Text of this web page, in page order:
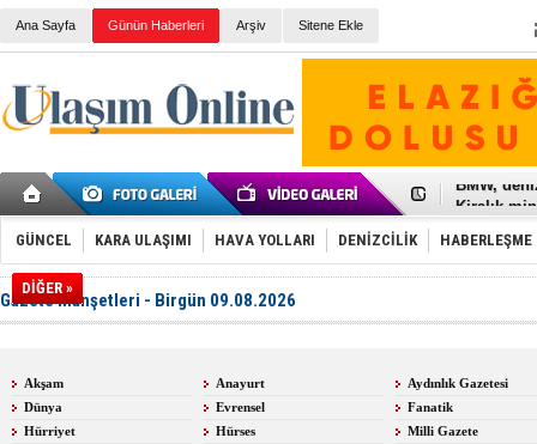
Ana Sayfa Günün Haberleri Arşiv Sitene Ekle
Kiralık
VW'de üst
Ünye
İzmir-
HAVAŞ
'Jet uçak'
GÜNCEL KARA ULAŞIMI HAVA YOLLARI DENİZCİLİK HABERLEŞME
DİĞER »
Gazete Manşetleri - Birgün 09.08.2026
Akşam Anayurt
Aydınlık Gazetesi
Dünya
Evrensel
Fanatik
Hürriyet
Hürses
Milli Gazete